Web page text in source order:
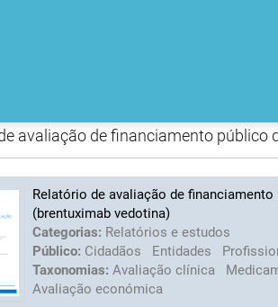
avaliação de financiamento público
Relatório de avaliação de
(brentuximab vedotina)
Categorias: Relatórios e estudos
Público: Cidadãos Entidades
Taxonomias: Avaliação clínica
Avaliação económica